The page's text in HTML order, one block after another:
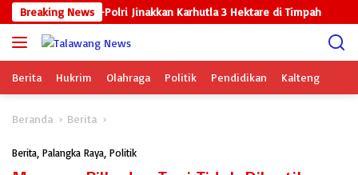
Langsung
ke
konten
Breaking News
Bersama TNI-Polri Jinakkan Karhutla 3 Hektare di Timpah
Berita Hukrim Olahraga Politik Pendidikan Kalteng
Beranda Berita
Berita Palangka Raya Politik